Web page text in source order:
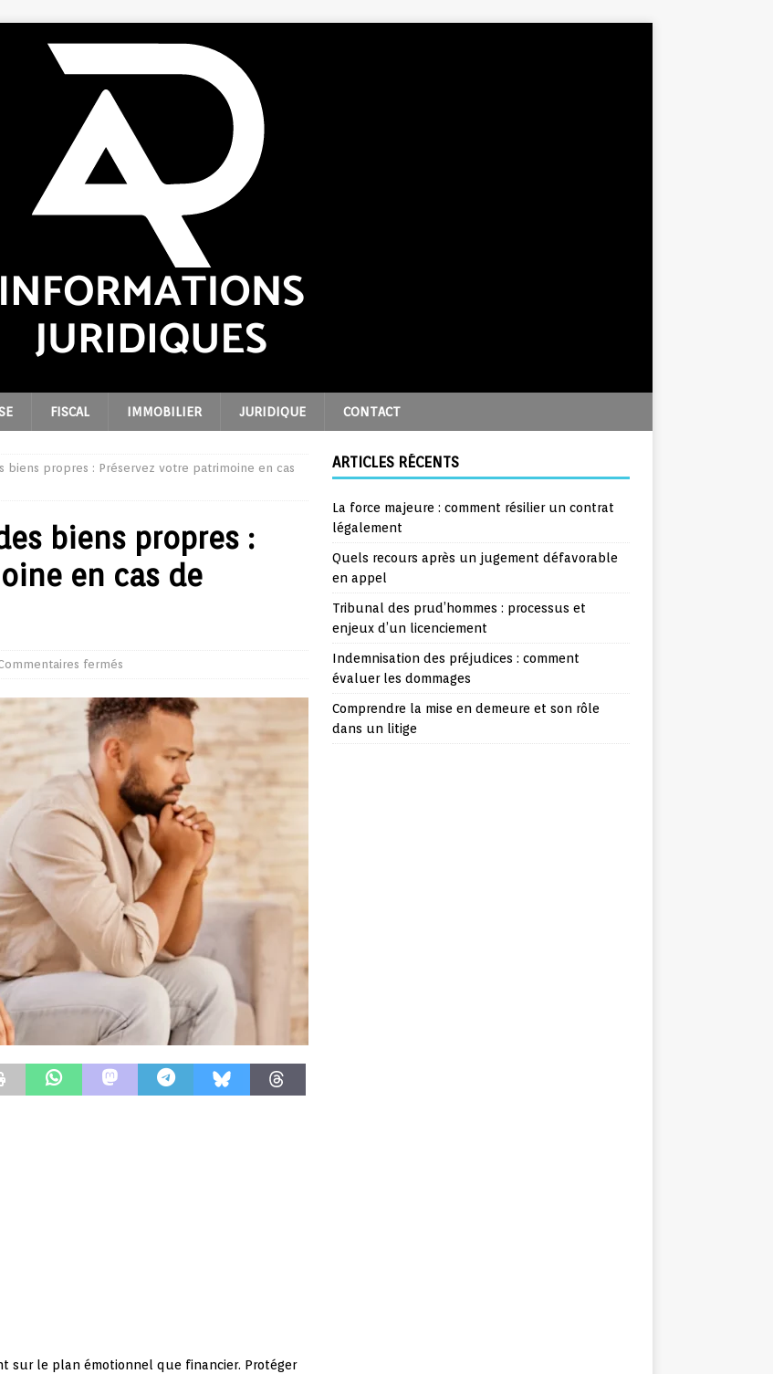
FISCAL IMMOBILIER JURIDIQUE CONTACT
biens propres : Préservez votre patrimoine en cas
biens propres :
en cas de
fermés
sur le plan émotionnel que financier. Protéger
ARTICLES RÉCENTS
La force majeure : comment résilier un contrat
légalement
Quels recours après un jugement défavorable
en appel
Tribunal des prud’hommes : processus et
enjeux d’un licenciement
Indemnisation des préjudices : comment
évaluer les dommages
Comprendre la mise en demeure et son rôle
dans un litige